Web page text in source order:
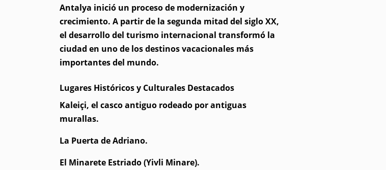
Antalya inició un proceso de modernización y
crecimiento. A partir de la segunda mitad del siglo XX,
el desarrollo del turismo internacional transformó la
ciudad en uno de los destinos vacacionales más
importantes del mundo.
Lugares Históricos y Culturales Destacados
Kaleiçi, el casco antiguo rodeado por antiguas
murallas.
La Puerta de Adriano.
El Minarete Estriado (Yivli Minare).